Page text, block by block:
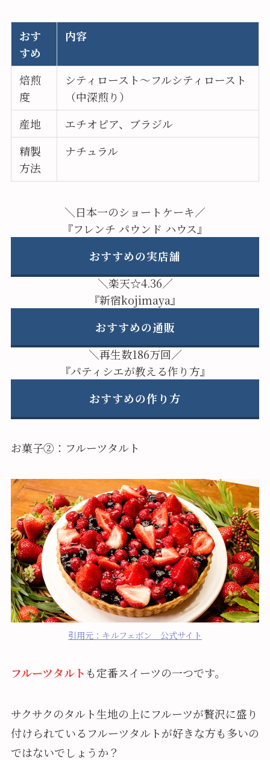
おす
すめ
内容
焙煎
度
シティロースト～フルシティロースト
（中深煎り）
産地
エチオピア、ブラジル
精製
方法
ナチュラル
＼日本一のショートケーキ／
『フレンチ パウンド ハウス』
おすすめの実店舗
＼楽天☆4.36／
『新宿kojimaya』
おすすめの通販
＼再生数186万回／
『パティシエが教える作り方』
おすすめの作り方
お菓子②：フルーツタルト
引用元：キルフェボン 公式サイト
フルーツタルト も定番スイーツの一つです。
サクサクのタルト生地の上にフルーツが贅沢に盛り
付けられているフルーツタルトが好きな方も多いの
ではないでしょうか？